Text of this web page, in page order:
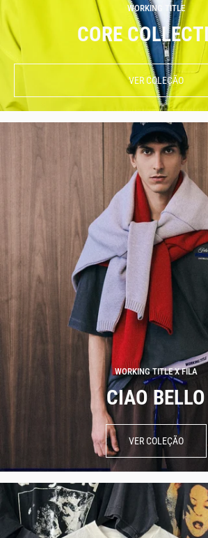
WORKING TITLE
CORE
VER COLEÇÃO
WORKING TITLE X FILA
CIAO BELLO
VER COLEÇÃO